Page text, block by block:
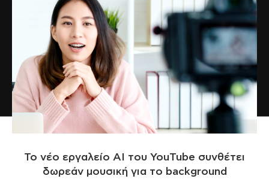
Το νέο εργαλείο AI του YouTube συνθέτει
δωρεάν μουσική για το background